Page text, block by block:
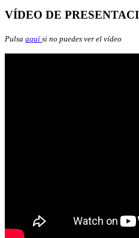
VÍDEO DE
Pulsa aquísi no puedes ver el vídeo